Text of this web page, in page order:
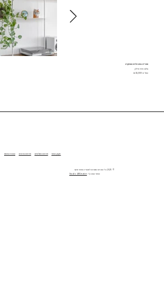
ספרייה צפה תלויה מהתקרה
צלם: איתי איילון
החל מ-16,000 ₪
הצהרת נגישות מדיניות משלוחים מדיניות פרטיות תקנון האתר
© 2025 כל הזכויות שמורות לסטודיו אמיתי סינגר
האתר נבנה ע״י:Studio ABCreative